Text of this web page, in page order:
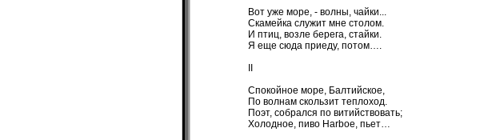
Вот уже море, - волны, чайки...
Скамейка служит мне столом.
И птиц, возле берега, стайки.
Я еще сюда приеду, потом….
Спокойное море, Балтийское,
По волнам скользит теплоход.
Поэт, собрался по витийствовать;
Холодное, пиво Harboe, пьет…